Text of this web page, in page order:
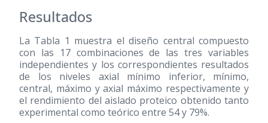
Resultados
La Tabla 1 muestra el diseño central compuesto
con las 17 combinaciones de las tres variables
independientes y los correspondientes resultados
de los niveles axial mínimo inferior, mínimo,
central, máximo y axial máximo respectivamente y
el rendimiento del aislado proteico obtenido tanto
experimental como teórico entre 54 y 79%.